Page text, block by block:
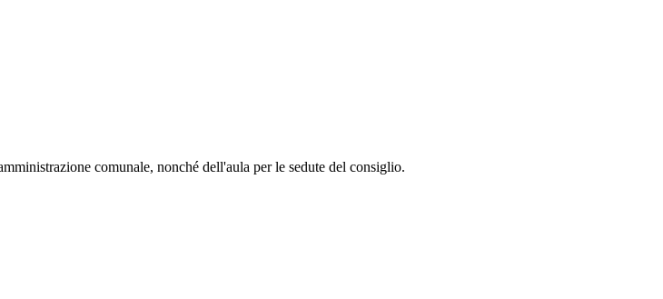
comunale, nonché dell'aula per le sedute del consiglio.